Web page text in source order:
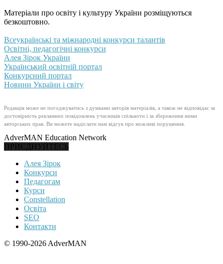
Матеріали про освіту і культуру України розміщуються
безкоштовно.
Всеукраїнські та міжнародні конкурси талантів
Освітні, педагогічні конкурси
Алея Зірок України
Український освітній портал
Конкурсний портал
Новини України і світу
Редакція може не погоджуватись з думками авторів матеріалів, а також не відповідає за
достовірність рекламних повідомлень учасників спільноти і за збереження ними
авторських прав. Ви можете надіслати нам відгук про можливі порушення.
AdverMAN Education Network
ПРИЄДНУЙТЕСЬ
Алея Зірок
Конкурси
Педагогам
Курси
Constellation
Освіта
SEO
Контакти
© 1990-2026 AdverMAN